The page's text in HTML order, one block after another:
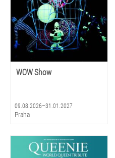
WOW Show
09.08.2026–31.01.2027
Praha